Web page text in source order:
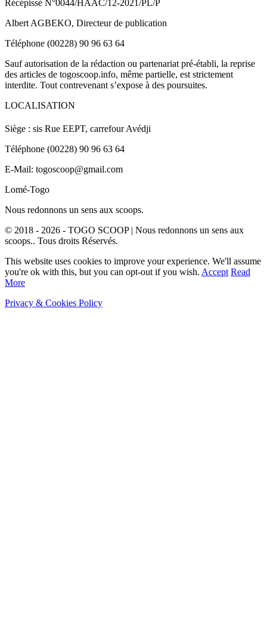
Récépissé N°0044/HAAC/12-2021/PL/P
Albert AGBEKO, Directeur de publication
Téléphone (00228) 90 96 63 64
Sauf autorisation de la rédaction ou partenariat pré-établi, la reprise
des articles de togoscoop.info, même partielle, est strictement
interdite. Tout contrevenant s’expose à des poursuites.
LOCALISATION
Siège : sis Rue EEPT, carrefour Avédji
Téléphone (00228) 90 96 63 64
E-Mail: togoscoop@gmail.com
Lomé-Togo
Nous redonnons un sens aux scoops.
© 2018 - 2026 - TOGO SCOOP | Nous redonnons un sens aux
scoops.. Tous droits Réservés.
This website uses cookies to improve your experience. We'll assume
you're ok with this, but you can opt-out if you wish. Accept Read
More
Privacy & Cookies Policy